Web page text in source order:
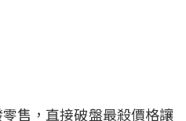
售，直接破盤最殺價格讓